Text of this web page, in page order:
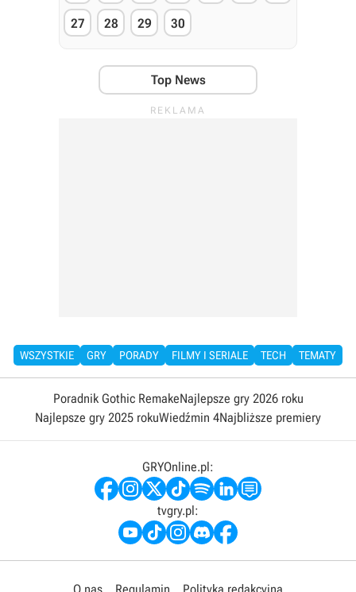
27 28 29 30
Top News
WSZYSTKIE GRY PORADY FILMY I SERIALE TECH TEMATY
Poradnik Gothic RemakeNajlepsze gry 2026 roku
Najlepsze gry 2025 rokuWiedźmin 4Najbliższe premiery
GRYOnline.pl:
tvgry.pl: